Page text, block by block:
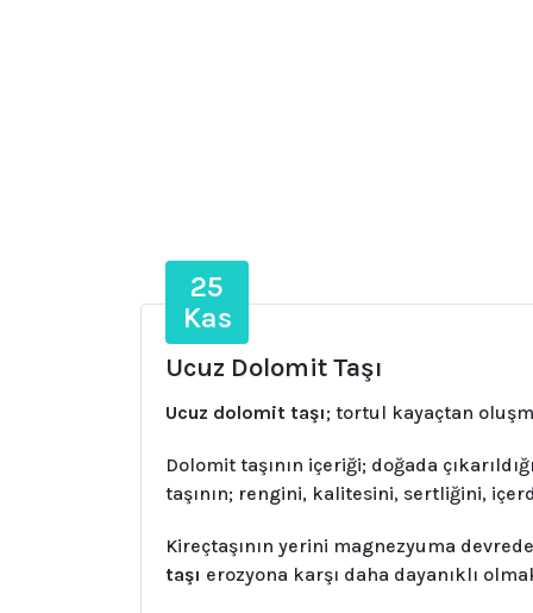
25
Kas
Ucuz Dolomit Taşı
Ucuz dolomit taşı; tortul kayaçtan
Dolomit taşının içeriği; doğada
taşının; rengini, kalitesini, sertliğini,
Kireçtaşının yerini magnezyuma
taşı erozyona karşı daha dayanıklı